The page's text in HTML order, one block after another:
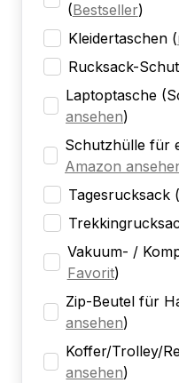
(Bestseller)
Kleidertaschen (
Rucksack-
Laptoptasche
ansehen)
Schutzhülle für
Amazon
Tagesrucksack (
Vakuum- /
Favorit)
Zip-Beutel für
ansehen)
Koffer/Trolley/
ansehen)